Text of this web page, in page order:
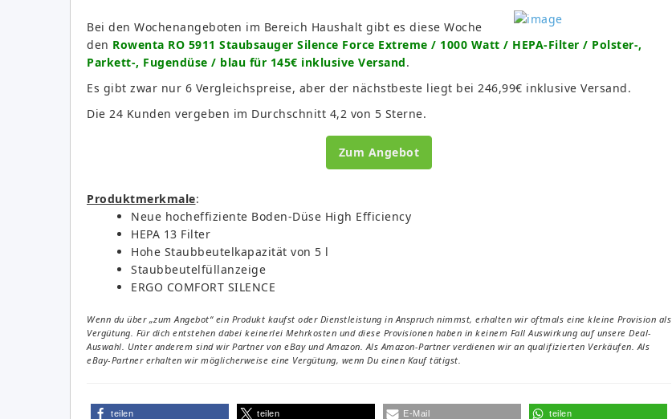
Bei den Wochenangeboten im Bereich Haushalt gibt es diese Woche
den Rowenta RO 5911 Staubsauger Silence Force Extreme / 1000 Watt / HEPA-Filter / Polster-,
Parkett-, Fugendüse / blau für 145€ inklusive Versand.
Es gibt zwar nur 6 Vergleichspreise, aber der nächstbeste liegt bei 246,99€ inklusive Versand.
Die 24 Kunden vergeben im Durchschnitt 4,2 von 5 Sterne.
Zum Angebot
Produktmerkmale:
Neue hocheffiziente Boden-Düse High Efficiency
HEPA 13 Filter
Hohe Staubbeutelkapazität von 5 l
Staubbeutelfüllanzeige
ERGO COMFORT SILENCE
Wenn du über „zum Angebot“ ein Produkt kaufst oder Dienstleistung in Anspruch nimmst, erhalten wir oftmals eine kleine Provision als
Vergütung. Für dich entstehen dabei keinerlei Mehrkosten und diese Provisionen haben in keinem Fall Auswirkung auf unsere Deal-
Auswahl. Unter anderem sind wir Partner von eBay und Amazon. Als Amazon-Partner verdienen wir an qualifizierten Verkäufen. Als
eBay-Partner erhalten wir möglicherweise eine Vergütung, wenn Du einen Kauf tätigst.
teilen teilen E-Mail teilen